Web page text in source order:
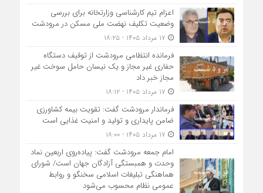
اعزام تیم کارشناسی وزارتخانه برای بررسی
وضعیت تکلیف نهضت ملی مسکن در مرودشت
فرمانده انتظامی مرودشت از توقیف دستگاه
حفاری غیر مجاز و یک نیسان حامل سوخت غیر
مجاز خبر داد
فرماندار مرودشت گفت: تقویت بیمه کشاورزی
ضامن پایداری و تولید و امنیت غذایی است
امام جمعه مرودشت گفت: پیاده‌روی اربعین نماد
وحدت و همبستگی آزادگان جهان است/ شورای
هماهنگی تبلیغات اسلامی سخنگو و روابط
عمومی نظام محسوب می‌شود